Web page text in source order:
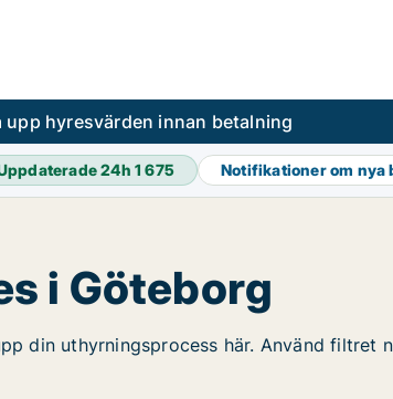
upp hyresvärden innan betalning
24h1 675 Notifikationer om nya
i Göteborg
din uthyrningsprocess här. Använd